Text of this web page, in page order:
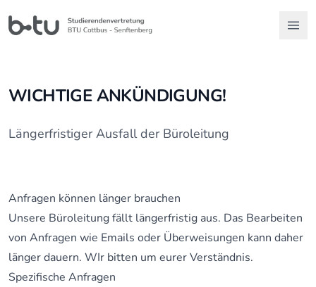
WICHTIGE ANKÜNDIGUNG!
Längerfristiger Ausfall der Büroleitung
Anfragen können länger brauchen
Unsere Büroleitung fällt längerfristig aus. Das Bearbeiten
von Anfragen wie Emails oder Überweisungen kann daher
länger dauern. WIr bitten um eurer Verständnis.
Spezifische Anfragen